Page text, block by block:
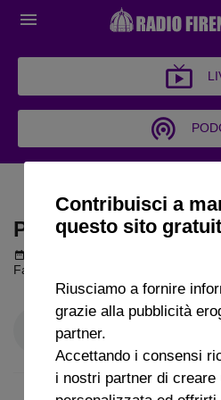
PALLA AL
PALLA AL CENTRO
Fabrizio Lucchesi a Radio
Contribuisci a
questo sito
Riusciamo a fornire
grazie alla pubblicità
partner.
Accettando i consensi
i nostri partner di creare